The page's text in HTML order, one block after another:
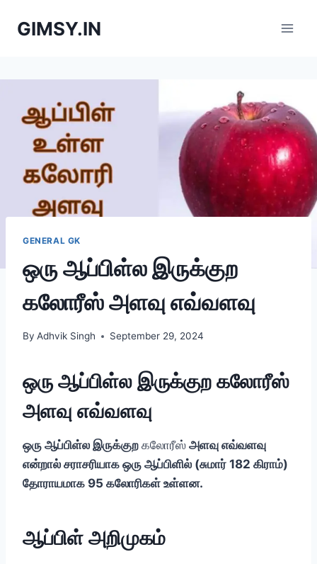
GIMSY.IN
GENERAL GK
ஒரு ஆப்பிள்ல இருக்குற
கலோரீஸ் அளவு எவ்வளவு
By Adhvik Singh September 29, 2024
ஒரு ஆப்பிள்ல இருக்குற கலோரீஸ்
அளவு எவ்வளவு
ஒரு ஆப்பிள்ல இருக்குற கலோரீஸ் அளவு எவ்வளவு
என்றால் சராசரியாக ஒரு ஆப்பிளில் (சுமார் 182 கிராம்)
தோராயமாக 95 கலோரிகள் உள்ளன.
ஆப்பிள் அறிமுகம்